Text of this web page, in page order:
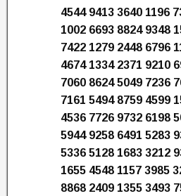
4544 9413 3640 1196
1002 6693 8824 9348
7422 1279 2448 6796
4674 1334 2371 9210
7060 8624 5049 7236
7161 5494 8759 4599
4536 7726 9732 6198
5944 9258 6491 5283
5336 5128 1683 3212
1655 4548 1157 3985
8868 2409 1355 3493